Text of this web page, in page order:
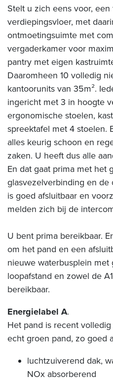
Stelt u zich eens voor,
verdiepingsvloer, met
ontmoetingsuimte met
vergaderkamer voor
pantry met eigen
Daaromheen 10 volledig
kantoorunits van 35m².
ingericht met 3 in hoogte
ergonomische stoelen,
spreektafel met 4 stoelen.
alles keurig schoon en
zaken. U heeft dus alle
En dat gaat prima met het
glasvezelverbinding en de
is goed afsluitbaar en
melden zich bij de
U bent prima bereikbaar.
om het pand en een
nieuwe waterbusplein
loopafstand en zowel de
bereikbaar.
Energielabel A.
Het pand is recent
echt groen pand, zo goed
luchtzuiverend dak,
NOx absorberend